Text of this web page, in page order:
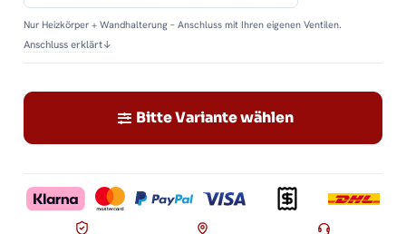
Nur Heizkörper + Wandhalterung – Anschluss mit Ihren eigenen Ventilen.
Anschluss erklärt↓
Bitte Variante wählen